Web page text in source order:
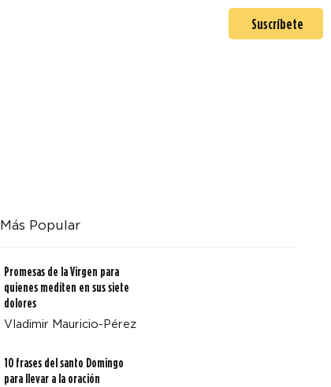
Suscríbete
Más Popular
Promesas de la Virgen para
quienes mediten en sus siete
dolores
Vladimir Mauricio-Pérez
10 frases del santo Domingo
para llevar a la oración